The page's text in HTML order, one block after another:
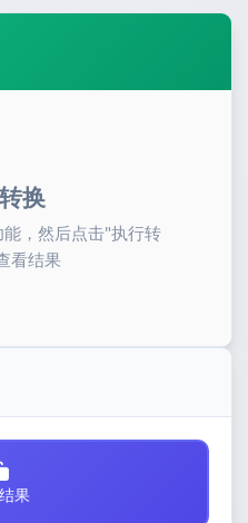
换
，然后点击"执行转
看结果
果